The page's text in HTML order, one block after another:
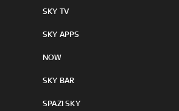
SKY TV
SKY APPS
NOW
SKY BAR
SPAZI SKY